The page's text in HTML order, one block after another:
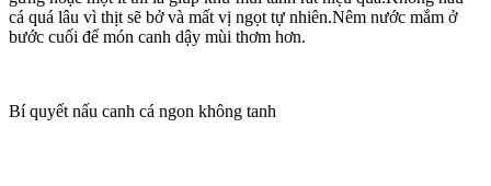
cá quá lâu vì thịt sẽ bở và mất vị ngọt tự nhiên.Nêm nước mắm ở
bước cuối để món canh dậy mùi thơm hơn.
Bí quyết nấu canh cá ngon không tanh